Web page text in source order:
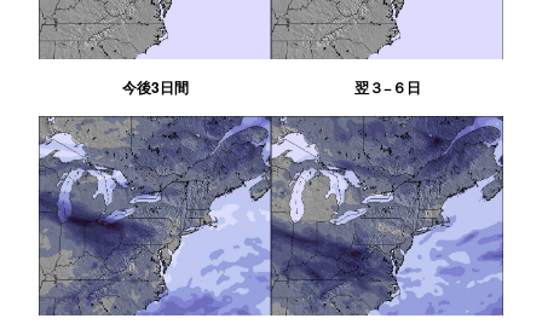
今後3日間 翌３−６日